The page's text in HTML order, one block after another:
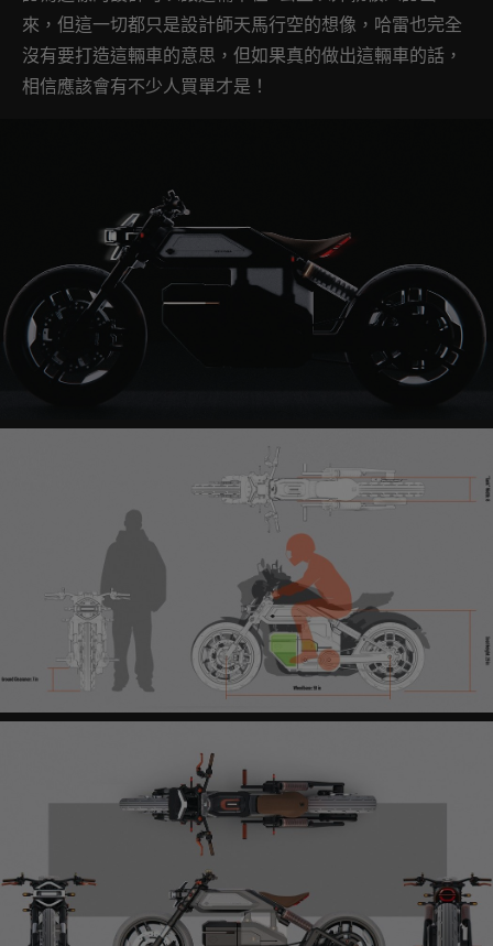
來，但這一切都只是設計師天馬行空的想像，哈雷也完全
沒有要打造這輛車的意思，但如果真的做出這輛車的話，
相信應該會有不少人買單才是！